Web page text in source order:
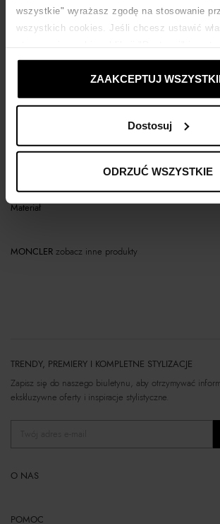
wszystkie" wyrażasz zgodę na stosowanie
wszystkich cookies. Jeśli chcesz ustawić
ustawienia prywatności.
ZAAKCEPTUJ
Dostosuj
ODRZUĆ WSZYSTKIE
14 dni na zwrot towaru
Kup teraz, Zapłać później!
Materiał
MONCLER zobacz inne produkty
TRENDY, PREMIERY I KOMPLETNE STYLIZACJE
Zapisz się do naszego biuletynu, aby otrzymywać
ekskluzywne oferty i inspiracje stylistyczne.
O NAS
POMOC